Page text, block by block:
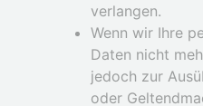
verlangen.
Wenn wir Ihre
Daten nicht
jedoch zur
oder